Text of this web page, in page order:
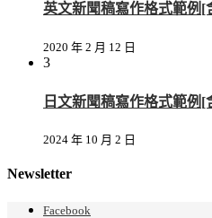
英文新聞稿寫作格式範例[
2020 年 2 月 12 日
3
日文新聞稿寫作格式範例
2024 年 10 月 2 日
Newsletter
Facebook